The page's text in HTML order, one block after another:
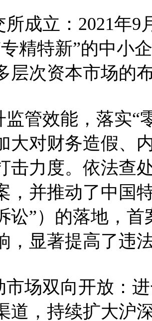
所成立：2021年
精特新”的中小
层次资本市场的
监管效能，落实“
大对财务造假、
击力度。依法查
，并推动了中国
讼”）的落地，
，显著提高了违
市场双向开放：
道，持续扩大沪